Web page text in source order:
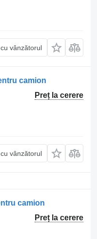
vânzătorul
camion
Preț la cerere
vânzătorul
camion
Preț la cerere